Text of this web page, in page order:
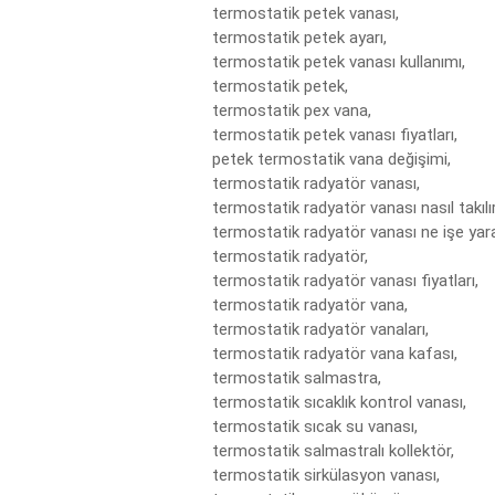
termostatik petek vanası,
termostatik petek ayarı,
termostatik petek vanası kullanımı,
termostatik petek,
termostatik pex vana,
termostatik petek vanası fiyatları,
petek termostatik vana değişimi,
termostatik radyatör vanası,
termostatik radyatör vanası nasıl
termostatik radyatör vanası ne işe
termostatik radyatör,
termostatik radyatör vanası fiyatları,
termostatik radyatör vana,
termostatik radyatör vanaları,
termostatik radyatör vana kafası,
termostatik salmastra,
termostatik sıcaklık kontrol vanası,
termostatik sıcak su vanası,
termostatik salmastralı kollektör,
termostatik sirkülasyon vanası,